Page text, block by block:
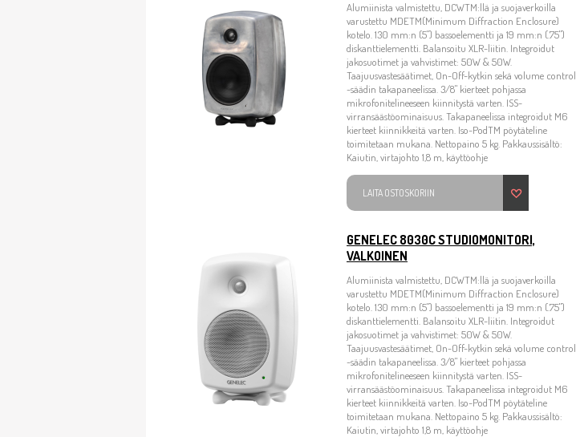
Alumiinista valmistettu, DCWTM:llä ja suojaverkoilla
varustettu MDETM(Minimum Diffraction Enclosure)
kotelo. 130 mm:n (5") bassoelementti ja 19 mm:n (.75")
diskanttielementti. Balansoitu XLR-liitin. Integroidut
jakosuotimet ja vahvistimet: 50W & 50W.
Taajuusvastesäätimet, On-Off-kytkin sekä volume control
-säädin takapaneelissa. 3/8" kierteet pohjassa
mikrofonitelineeseen kiinnitystä varten. ISS-
virransäästöominaisuus. Takapaneelissa integroidut M6
kierteet kiinnikkeitä varten. Iso-PodTM pöytäteline
toimitetaan mukana. Nettopaino 5 kg. Pakkaussisältö:
Kaiutin, virtajohto 1,8 m, käyttöohje
LAITA OSTOSKORIIN
GENELEC 8030C STUDIOMONITORI,
VALKOINEN
Alumiinista valmistettu, DCWTM:llä ja suojaverkoilla
varustettu MDETM(Minimum Diffraction Enclosure)
kotelo. 130 mm:n (5") bassoelementti ja 19 mm:n (.75")
diskanttielementti. Balansoitu XLR-liitin. Integroidut
jakosuotimet ja vahvistimet: 50W & 50W.
Taajuusvastesäätimet, On-Off-kytkin sekä volume control
-säädin takapaneelissa. 3/8" kierteet pohjassa
mikrofonitelineeseen kiinnitystä varten. ISS-
virransäästöominaisuus. Takapaneelissa integroidut M6
kierteet kiinnikkeitä varten. Iso-PodTM pöytäteline
toimitetaan mukana. Nettopaino 5 kg. Pakkaussisältö:
Kaiutin, virtajohto 1,8 m, käyttöohje